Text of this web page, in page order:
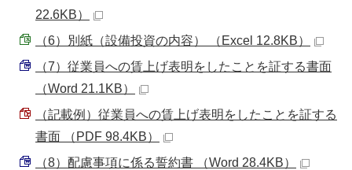
22.6KB）
（6）別紙（設備投資の内容） （Excel 12.8KB）
（7）従業員への賃上げ表明をしたことを証する書面
（Word 21.1KB）
（記載例）従業員への賃上げ表明をしたことを証する
書面 （PDF 98.4KB）
（8）配慮事項に係る誓約書 （Word 28.4KB）